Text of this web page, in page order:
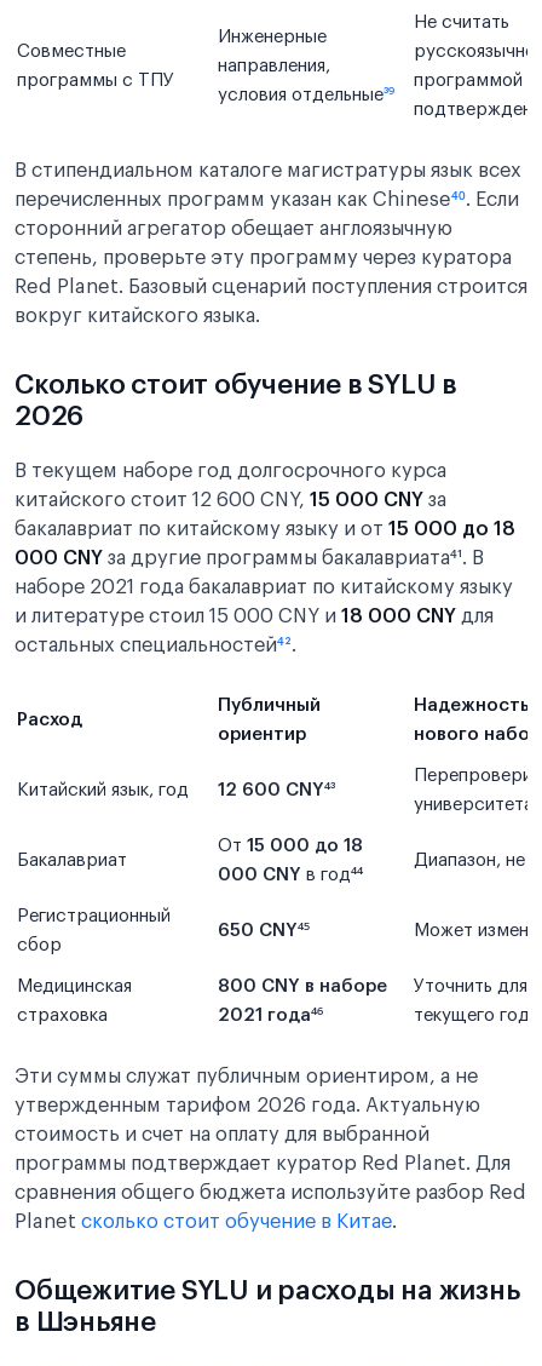
Совместные
программы с ТПУ
Инженерные
направления,
условия отдельные³⁹
Не считать
программой
В стипендиальном каталоге магистратуры язык всех
перечисленных программ указан как Chinese⁴⁰. Если
сторонний агрегатор обещает англоязычную
степень, проверьте эту программу через куратора
Red Planet. Базовый сценарий поступления строится
вокруг китайского языка.
Сколько стоит обучение в SYLU в
2026
В текущем наборе год долгосрочного курса
китайского стоит 12 600 CNY, 15 000 CNY за
бакалавриат по китайскому языку и от 15 000 до 18
000 CNY за другие программы бакалавриата⁴¹. В
наборе 2021 года бакалавриат по китайскому языку
и литературе стоил 15 000 CNY и 18 000 CNY для
остальных специальностей⁴².
Расход
Публичный
ориентир
Надежность
нового
Китайский язык, год 12 600 CNY⁴³
университета
Бакалавриат
От 15 000 до 18
000 CNY в год⁴⁴
Диапазон, не
Регистрационный
сбор
650 CNY⁴⁵ Может
Медицинская
страховка
800 CNY в наборе
2021 года⁴⁶
Уточнить для
текущего года
Эти суммы служат публичным ориентиром, а не
утвержденным тарифом 2026 года. Актуальную
стоимость и счет на оплату для выбранной
программы подтверждает куратор Red Planet. Для
сравнения общего бюджета используйте разбор Red
Planet сколько стоит обучение в Китае.
Общежитие SYLU и расходы на жизнь
в Шэньяне